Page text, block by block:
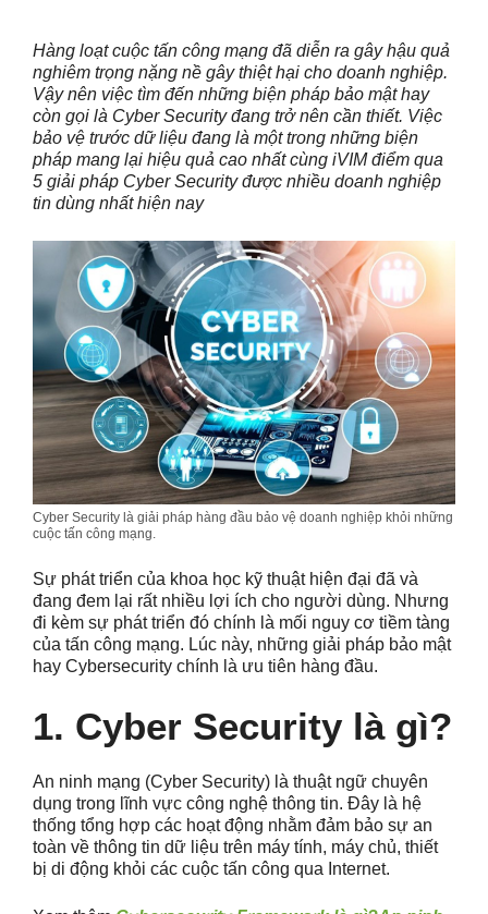
Hàng loạt cuộc tấn công mạng đã diễn ra gây hậu quả
nghiêm trọng nặng nề gây thiệt hại cho doanh nghiệp.
Vậy nên việc tìm đến những biện pháp bảo mật hay
còn gọi là Cyber Security đang trở nên cần thiết. Việc
bảo vệ trước dữ liệu đang là một trong những biện
pháp mang lại hiệu quả cao nhất cùng iVIM điểm qua
5 giải pháp Cyber Security được nhiều doanh nghiệp
tin dùng nhất hiện nay
Cyber Security là giải pháp hàng đầu bảo vệ doanh nghiệp khỏi những
cuộc tấn công mạng.
Sự phát triển của khoa học kỹ thuật hiện đại đã và
đang đem lại rất nhiều lợi ích cho người dùng. Nhưng
đi kèm sự phát triển đó chính là mối nguy cơ tiềm tàng
của tấn công mạng. Lúc này, những giải pháp bảo mật
hay Cybersecurity chính là ưu tiên hàng đầu.
1. Cyber Security là gì?
An ninh mạng (Cyber Security) là thuật ngữ chuyên
dụng trong lĩnh vực công nghệ thông tin. Đây là hệ
thống tổng hợp các hoạt động nhằm đảm bảo sự an
toàn về thông tin dữ liệu trên máy tính, máy chủ, thiết
bị di động khỏi các cuộc tấn công qua Internet.